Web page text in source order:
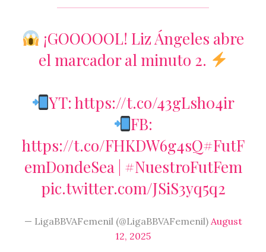
¡GOOOOOL! Liz Ángeles abre
el marcador al minuto 2.
YT:https://t.co/43gLsh04ir
FB:
https://t.co/FHKDW6g4sQ#FutF
emDondeSea| #NuestroFutFem
pic.twitter.com/JSiS3yq5q2
— LigaBBVAFemenil (@LigaBBVAFemenil) August
12, 2025